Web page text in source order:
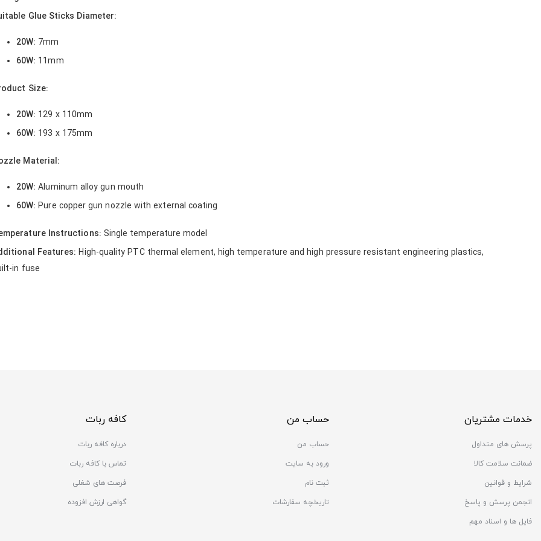
Glue Sticks Diameter:
20W: 7mm
60W: 11mm
Size:
20W: 129 x 110mm
60W: 193 x 175mm
Material:
20W: Aluminum alloy gun mouth
60W: Pure copper gun nozzle with external coating
Instructions: Single temperature model
Features: High-quality PTC thermal element, high temperature and high pressure resistant engineering plastics,
in fuse
خدمات مشتریان
پرسش های متداول
ضمانت سلامت کالا
شرایط و قوانین
انجمن پرسش و پاسخ
فایل ها و اسناد مهم
حساب من
حساب من
ورود به سایت
ثبت نام
تاریخچه سفارشات
کافه ربات
درباره کافه ربات
تماس با کافه ربات
فرصت های شغلی
گواهی ارزش افزوده